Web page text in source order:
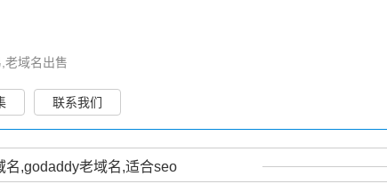
老域名出售
联系我们
,godaddy老域名,适合seo